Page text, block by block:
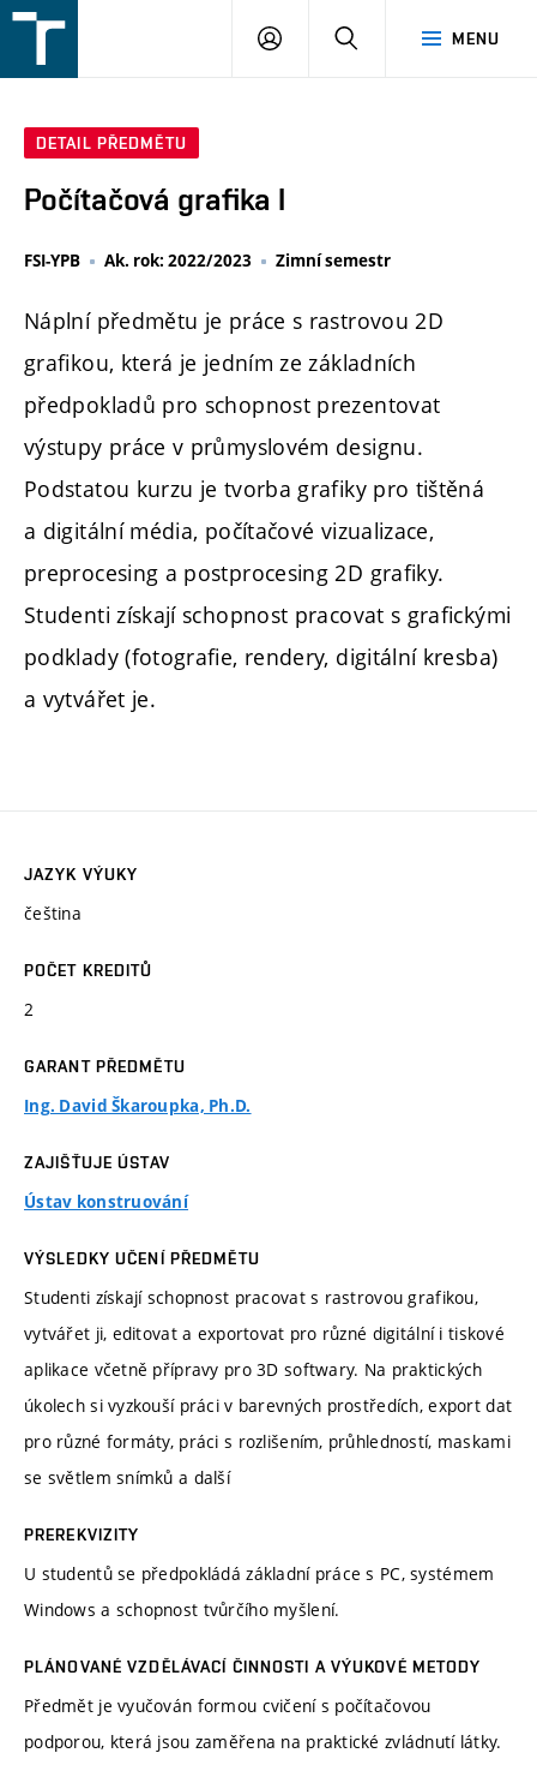
v
MENU
PŘIHLÁŠENÍ
DETAIL PŘEDMĚTU
Počítačová grafika I
FSI-YPB Ak. rok: 2022/2023 Zimní semestr
Náplní předmětu je práce s rastrovou 2D
grafikou, která je jedním ze základních
předpokladů pro schopnost prezentovat
výstupy práce v průmyslovém designu.
Podstatou kurzu je tvorba grafiky pro tištěná
a digitální média, počítačové vizualizace,
preprocesing a postprocesing 2D grafiky.
Studenti získají schopnost pracovat s grafickými
podklady (fotografie, rendery, digitální kresba)
a vytvářet je.
JAZYK VÝUKY
čeština
POČET KREDITŮ
2
GARANT PŘEDMĚTU
Ing. David Škaroupka, Ph.D.
ZAJIŠŤUJE ÚSTAV
Ústav konstruování
VÝSLEDKY UČENÍ PŘEDMĚTU
Studenti získají schopnost pracovat s rastrovou grafikou,
vytvářet ji, editovat a exportovat pro různé digitální i tiskové
aplikace včetně přípravy pro 3D softwary. Na praktických
úkolech si vyzkouší práci v barevných prostředích, export dat
pro různé formáty, práci s rozlišením, průhledností, maskami
se světlem snímků a další
PREREKVIZITY
U studentů se předpokládá základní práce s PC, systémem
Windows a schopnost tvůrčího myšlení.
PLÁNOVANÉ VZDĚLÁVACÍ ČINNOSTI A VÝUKOVÉ METODY
Předmět je vyučován formou cvičení s počítačovou
podporou, která jsou zaměřena na praktické zvládnutí látky.